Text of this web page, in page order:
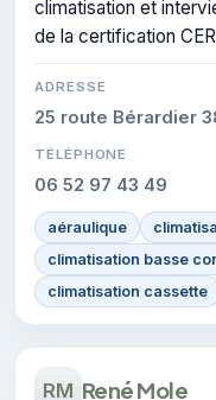
climatisation et
de la certification
ADRESSE
25 route Bérardier
TÉLÉPHONE
06 52 97 43 49
aéraulique
climatisation basse
climatisation cassette
RM René Mole